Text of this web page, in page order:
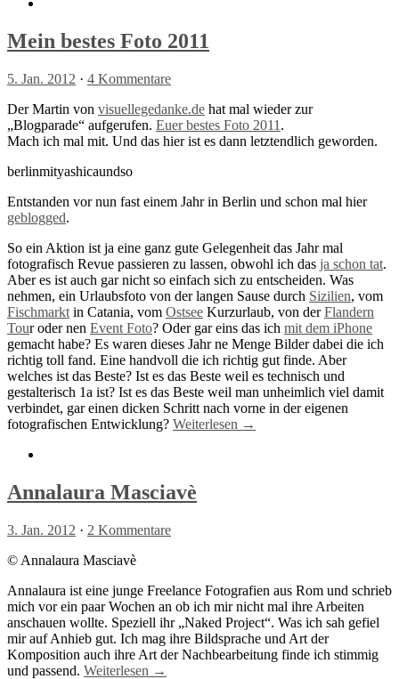
Mein bestes Foto 2011
5. Jan. 2012 · 4 Kommentare
Der Martin von visuellegedanke.de hat mal wieder zur
„Blogparade“ aufgerufen. Euer bestes Foto 2011 .
Mach ich mal mit. Und das hier ist es dann letztendlich geworden.
berlinmityashicaundso
Entstanden vor nun fast einem Jahr in Berlin und schon mal hier
geblogged.
So ein Aktion ist ja eine ganz gute Gelegenheit das Jahr mal
fotografisch Revue passieren zu lassen, obwohl ich das ja schon tat.
Aber es ist auch gar nicht so einfach sich zu entscheiden. Was
nehmen, ein Urlaubsfoto von der langen Sause durch Sizilien, vom
Fischmarkt in Catania, vom Ostsee Kurzurlaub, von derFlandern
Tour oder nen Event Foto? Oder gar eins das ich mit dem iPhone
gemacht habe? Es waren dieses Jahr ne Menge Bilder dabei die ich
richtig toll fand. Eine handvoll die ich richtig gut finde. Aber
welches ist das Beste? Ist es das Beste weil es technisch und
gestalterisch 1a ist? Ist es das Beste weil man unheimlich viel damit
verbindet, gar einen dicken Schritt nach vorne in der eigenen
fotografischen Entwicklung? Weiterlesen →
Annalaura Masciavè
3. Jan. 2012 · 2 Kommentare
© Annalaura Masciavè
Annalaura ist eine junge Freelance Fotografien aus Rom und schrieb
mich vor ein paar Wochen an ob ich mir nicht mal ihre Arbeiten
anschauen wollte. Speziell ihr „Naked Project“. Was ich sah gefiel
mir auf Anhieb gut. Ich mag ihre Bildsprache und Art der
Komposition auch ihre Art der Nachbearbeitung finde ich stimmig
und passend. Weiterlesen →